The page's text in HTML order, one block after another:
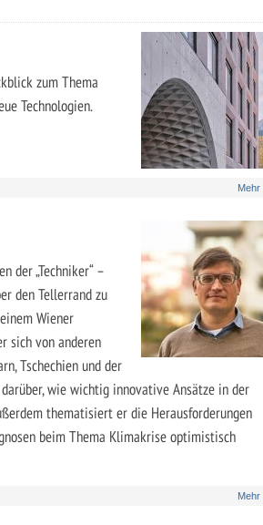
zum Thema
Technologien.
Mehr
der „Techniker“ –
den Tellerrand zu
Wiener
sich von anderen
Tschechien und der
wie wichtig innovative Ansätze in der
thematisiert er die Herausforderungen
beim Thema Klimakrise optimistisch
Mehr